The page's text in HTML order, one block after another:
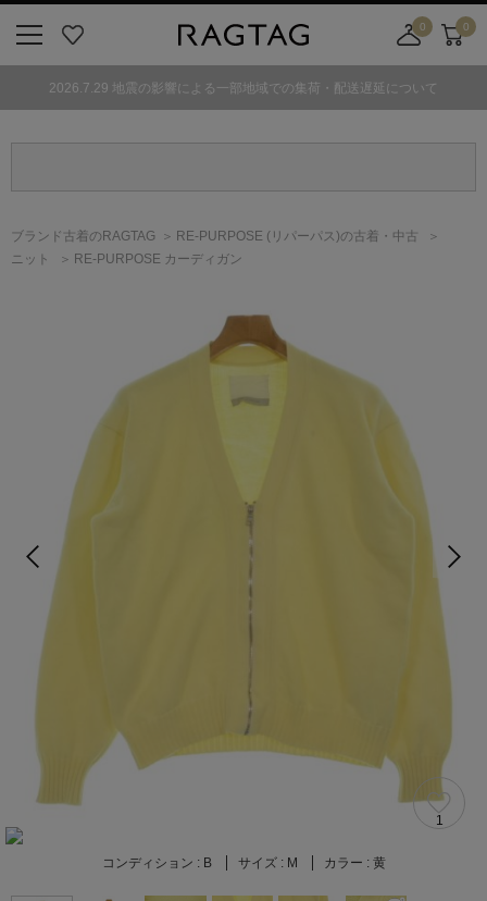
気
0
舗
カ
ト
0
2026.7.29 地震の影響による一部地域での集荷・配送遅延について
ブランド古着のRAGTAG RE-PURPOSE (リパーパス)の古着・中古
ニット
RE-PURPOSE カーディガン
1
コンディション : B サイズ : M カラー : 黄